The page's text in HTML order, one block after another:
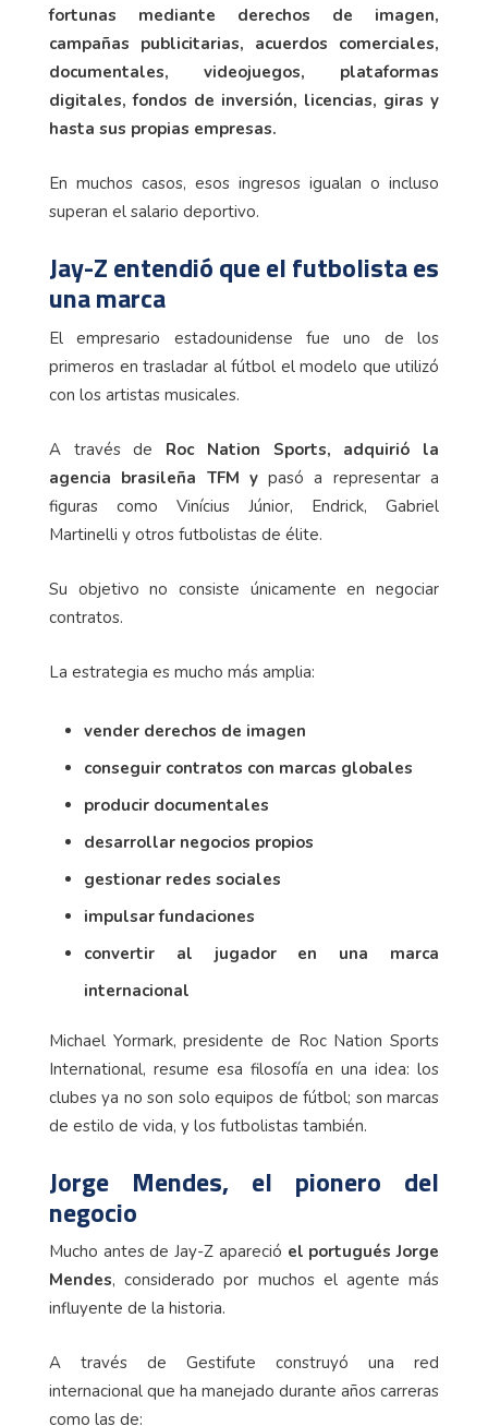
fortunas mediante derechos de imagen,
campañas publicitarias, acuerdos comerciales,
documentales, videojuegos, plataformas
digitales, fondos de inversión, licencias, giras y
hasta sus propias empresas.
En muchos casos, esos ingresos igualan o incluso
superan el salario deportivo.
Jay-Z entendió que el futbolista es
una marca
El empresario estadounidense fue uno de los
primeros en trasladar al fútbol el modelo que utilizó
con los artistas musicales.
A través de Roc Nation Sports, adquirió la
agencia brasileña TFM ypasó a representar a
figuras como Vinícius Júnior, Endrick, Gabriel
Martinelli y otros futbolistas de élite.
Su objetivo no consiste únicamente en negociar
contratos.
La estrategia es mucho más amplia:
vender derechos de imagen
conseguir contratos con marcas globales
producir documentales
desarrollar negocios propios
gestionar redes sociales
impulsar fundaciones
convertir al jugador en una marca
internacional
Michael Yormark, presidente de Roc Nation Sports
International, resume esa filosofía en una idea: los
clubes ya no son solo equipos de fútbol; son marcas
de estilo de vida, y los futbolistas también.
Jorge Mendes, el pionero del
negocio
Mucho antes de Jay-Z apareció el portugués Jorge
Mendes, considerado por muchos el agente más
influyente de la historia.
A través de Gestifute construyó una red
internacional que ha manejado durante años carreras
como las de: